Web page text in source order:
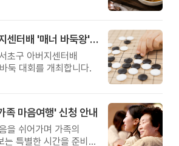
제3회 서초구 아버지센터배 '매너 바둑왕' 대회
초구 아버지센터배
둑 대회를 개최합니다.
족 마음여행' 신청 안내
을 쉬어가며 가족의
는 특별한 시간을 준비해